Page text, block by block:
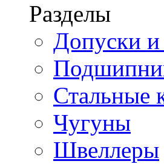
Разделы
Допуски и
Стальные
Чугуны
Швеллеры